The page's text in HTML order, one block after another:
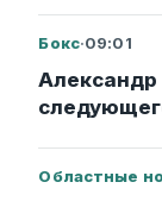
Бокс·09:01
Александр
Областные